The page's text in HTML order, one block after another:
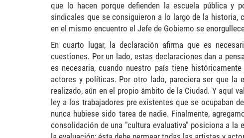
que lo hacen porque defienden la escuela pública y
sindicales que se consiguieron a lo largo de la
en el mismo encuentro el Jefe de Gobierno se
En cuarto lugar, la declaración afirma que es
cuestiones. Por un lado, estas declaraciones dan a
es necesaria, cuando nuestro país tiene
actores y políticas. Por otro lado, pareciera ser que la
realizado, aún en el propio ámbito de la Ciudad. Y aquí
ley a los trabajadores pre existentes que se ocupaban
nunca hubiese sido tarea de nadie. Finalmente,
consolidación de una "cultura evaluativa" posiciona a